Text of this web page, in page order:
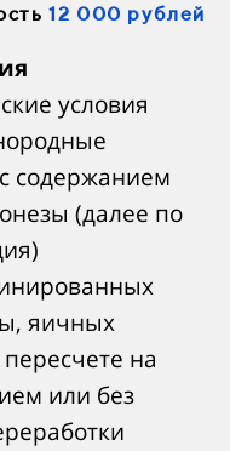
12 000 рублей
условия
содержанием
(далее по
яичных
на
или без